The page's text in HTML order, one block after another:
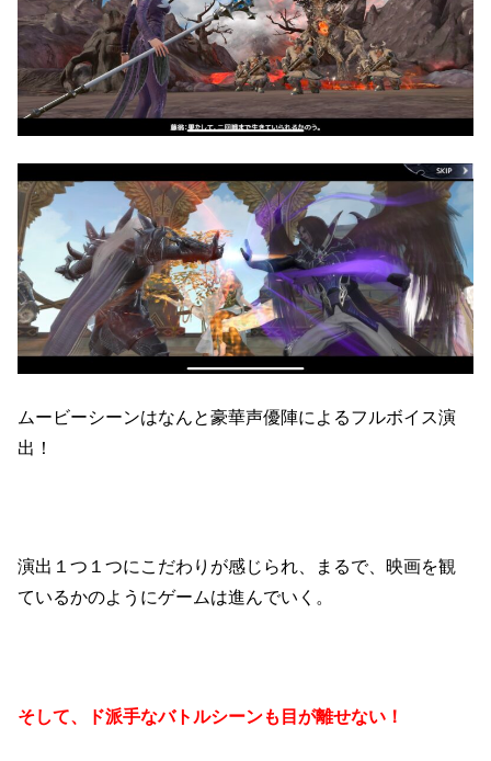
ムービーシーンはなんと豪華声優陣によるフルボイス演
出！
演出１つ１つにこだわりが感じられ、まるで、映画を観
ているかのようにゲームは進んでいく。
そして、ド派手なバトルシーンも目が離せない！